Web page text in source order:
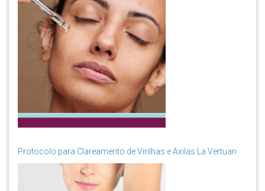
Protocolo para Clareamento de Virilhas e Axilas La Vertuan